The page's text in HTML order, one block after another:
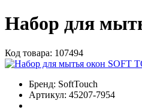
Набор для
Код товара: 107494
Бренд: SoftTouch
Артикул: 45207-7954